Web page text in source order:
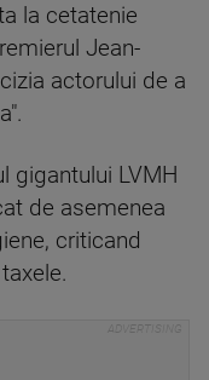
la cetatenie
Jean-
actorului de a
gigantului LVMH
de asemenea
criticand